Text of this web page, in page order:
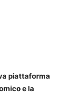
piattaforma
e la